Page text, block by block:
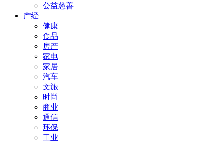
公益慈善
产经
健康
食品
房产
家电
家居
汽车
文旅
时尚
商业
通信
环保
工业